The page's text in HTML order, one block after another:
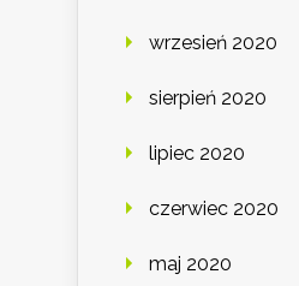
wrzesień 2020
sierpień 2020
lipiec 2020
czerwiec 2020
maj 2020